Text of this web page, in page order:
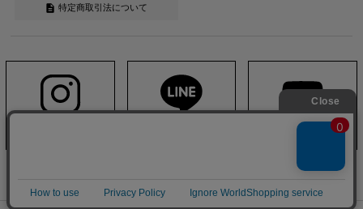
description 特定商取引法について
YouTube
DIVINER official ONLINESHOP